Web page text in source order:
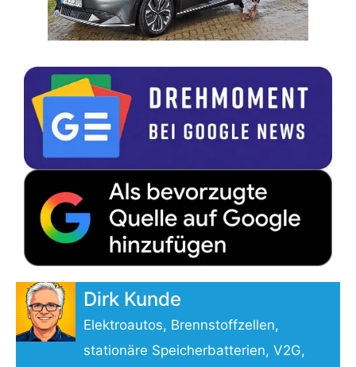
Dirk Kunde
Elektroautos, Brennstoffzellen,
stationäre Speicherbatterien, V2G,